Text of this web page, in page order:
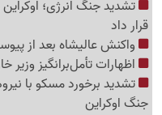
تشدید جنگ انرژی؛
قرار داد
واکنش عالیشاه بعد از
اظهارات تأمل‌برانگیز وزیر
جنگ اوکراین